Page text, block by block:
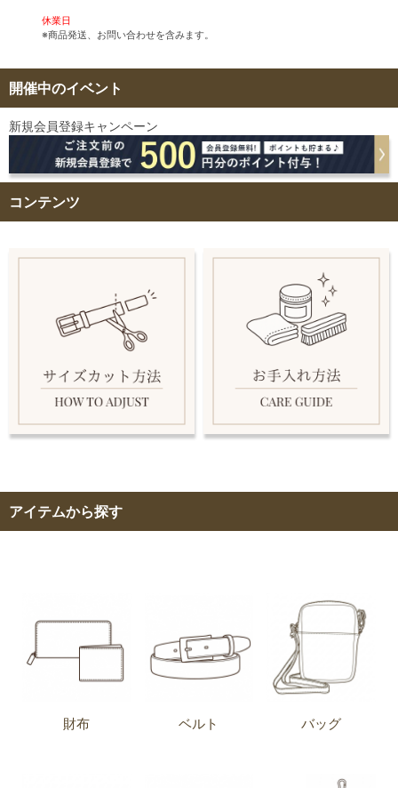
休業日
※商品発送、お問い合わせを含みます。
開催中のイベント
新規会員登録キャンペーン
コンテンツ
アイテムから探す
財布 ベルト バッグ